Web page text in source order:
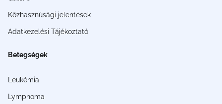
Közhasznúsági jelentések
Adatkezelési Tájékoztató
Betegségek
Leukémia
Lymphoma